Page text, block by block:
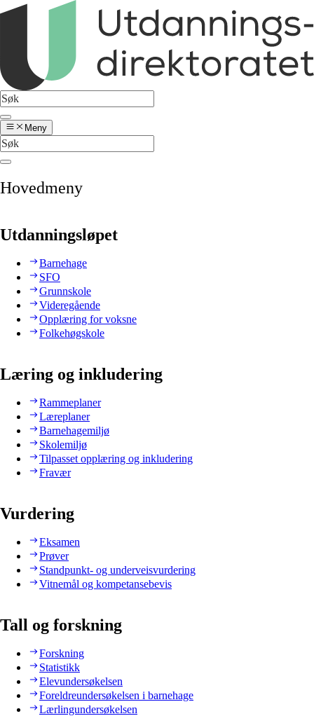
Meny
Hovedmeny
Utdanningsløpet
Barnehage
SFO
Grunnskole
Videregående
Opplæring for voksne
Folkehøgskole
Læring og inkludering
Rammeplaner
Læreplaner
Barnehagemiljø
Skolemiljø
Tilpasset opplæring og inkludering
Fravær
Vurdering
Eksamen
Prøver
Standpunkt- og underveisvurdering
Vitnemål og kompetansebevis
Tall og forskning
Forskning
Statistikk
Elevundersøkelsen
Foreldreundersøkelsen i barnehage
Lærlingundersøkelsen